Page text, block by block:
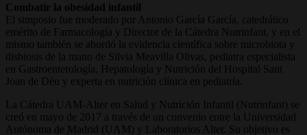
Combatir la obesidad infantil
El simposio fue moderado por Antonio García García, catedrático
emérito de Farmacología y Director de la Cátedra Nutrinfant, y en el
mismo también se abordó la evidencia científica sobre microbiota y
disbiosis de la mano de Silvia Meavilla Olivas, pediatra especialista
en Gastroenterología, Hepatología y Nutrición del Hospital Sant
Joan de Déu y experta en nutrición clínica en pediatría.
La Cátedra UAM-Alter en Salud y Nutrición Infantil (Nutrinfant) se
creó en mayo de 2017 a través de un convenio entre la Universidad
Autónoma de Madrid (UAM) y Laboratorios Alter. Su objetivo es